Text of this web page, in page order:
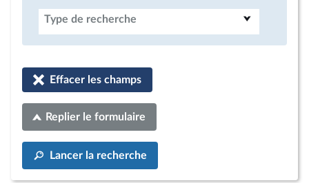
Type de recherche
Effacer les champs
Replier le formulaire
Lancer la recherche